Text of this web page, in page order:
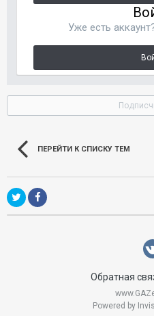
Уже есть
ПЕРЕЙТИ К СПИСКУ ТЕМ
Обратная
Powered by